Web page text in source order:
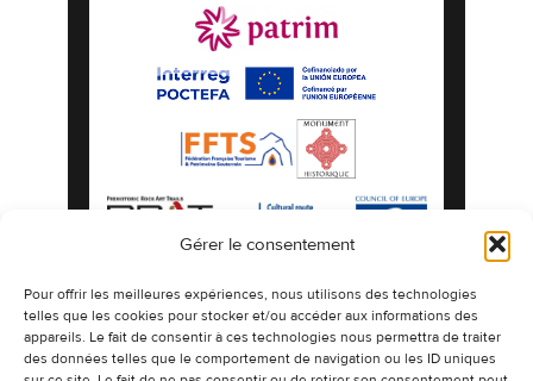
Gérer le consentement
Pour offrir les meilleures expériences, nous utilisons des technologies
telles que les cookies pour stocker et/ou accéder aux informations des
appareils. Le fait de consentir à ces technologies nous permettra de traiter
des données telles que le comportement de navigation ou les ID uniques
Mentions légalesPolitique de confidentialité
Politique de cookiesPlan du site
©2026 Les Grottes préhistoriques de Gargas
espaces naturels authentiques ornés de